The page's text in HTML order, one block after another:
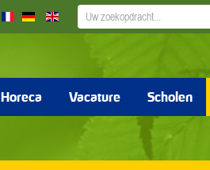
ZOEK
NAAR:
Horeca Vacature Scholen